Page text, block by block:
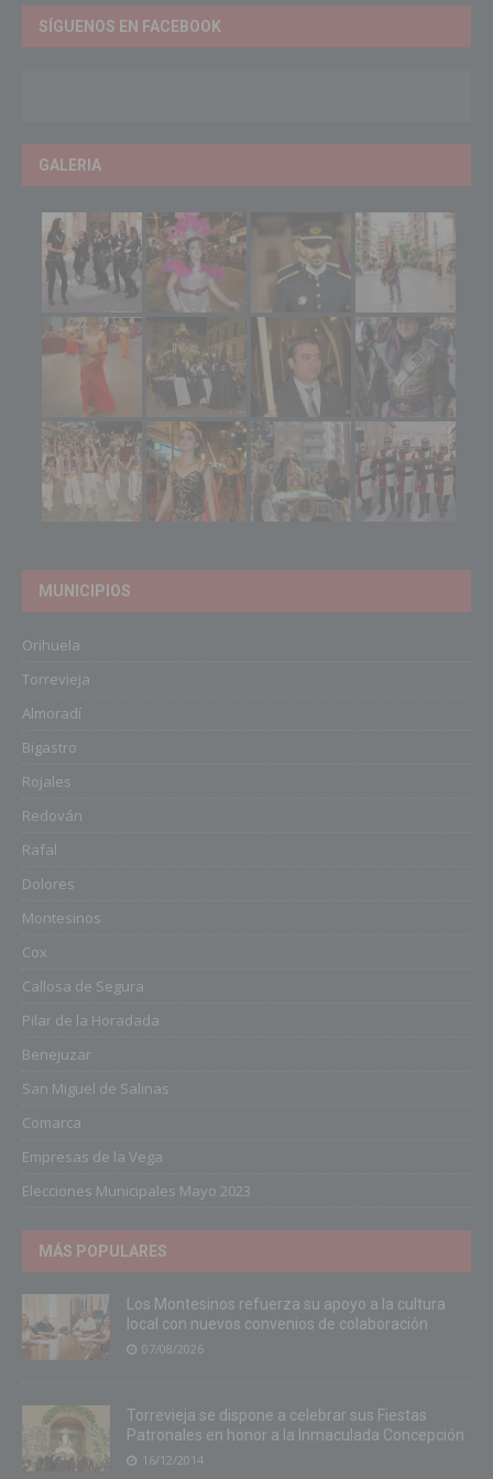
SÍGUENOS EN FACEBOOK
GALERIA
MUNICIPIOS
Orihuela
Torrevieja
Almoradí
Bigastro
Rojales
Redován
Rafal
Dolores
Montesinos
Cox
Callosa de Segura
Pilar de la Horadada
Benejuzar
San Miguel de Salinas
Comarca
Empresas de la Vega
Elecciones Municipales Mayo 2023
MÁS POPULARES
Los Montesinos refuerza su apoyo a la cultura
local con nuevos convenios de colaboración
07/08/2026
Torrevieja se dispone a celebrar sus Fiestas
Patronales en honor a la Inmaculada Concepción
16/12/2014